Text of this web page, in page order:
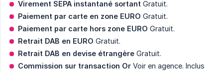
Virement SEPA instantané sortant Gratuit.
Paiement par carte en zone EURO Gratuit.
Paiement par carte hors zone EURO Gratuit.
Retrait DAB en EURO Gratuit.
Retrait DAB en devise étrangère Gratuit.
Commission sur transaction Or Voir en agence. Inclus